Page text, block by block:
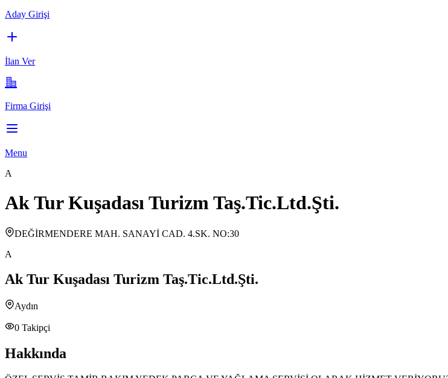
Aday Girişi
İlan Ver
Firma Girişi
Menu
A
Ak Tur Kuşadası Turizm Taş.Tic.Ltd.Şti.
DEĞİRMENDERE MAH. SANAYİ CAD. 4.SK. NO:30
A
Ak Tur Kuşadası Turizm Taş.Tic.Ltd.Şti.
Aydın
0 Takipçi
Hakkında